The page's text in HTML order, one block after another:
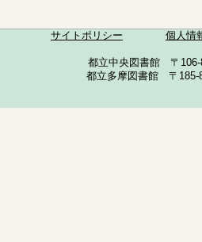
サイトポリシー 個人情
都立中央図書館 〒
都立多摩図書館 〒185-